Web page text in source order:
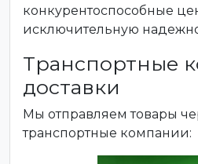
конкурентоспособные
исключительную
Транспортные
доставки
Мы отправляем товары
транспортные компании: